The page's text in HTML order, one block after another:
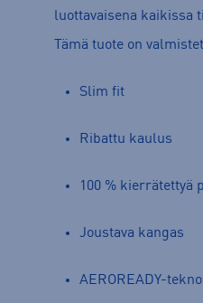
luottavaisena kaikissa
Tämä tuote on
Slim fit
Ribattu kaulus
100 % kierrätettyä
Joustava kangas
AEROREADY-